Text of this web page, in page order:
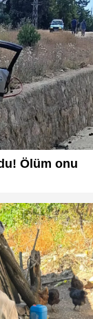
Ölüm onu